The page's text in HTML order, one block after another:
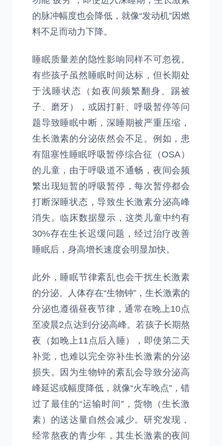
的脉冲幅度也会降低，就像“发动机”因燃
料不足而动力下降。
睡眠质量差的隐性影响同样不可忽视。
有些孩子虽然睡眠时间达标，但长期处
于浅睡状态（如夜间频繁翻身、踢被
子、磨牙），或因打鼾、呼吸暂停等问
题导致睡眠中断，深睡期被严重压缩，
生长激素的分泌依然会不足。例如，患
有阻塞性睡眠呼吸暂停综合征（OSA）
的儿童，由于呼吸道不通畅，夜间会频
繁出现短暂的呼吸暂停，每次暂停都会
打断深睡状态，导致生长激素分泌高峰
消失。临床数据显示，这类儿童中约有
30%存在生长迟缓问题，经过治疗改善
睡眠后，身高增长速度会明显加快。
此外，睡眠节律紊乱也会干扰生长激素
的分泌。人体存在“生物钟”，生长激素的
分泌也遵循昼夜节律，通常在晚上10点
至凌晨2点达到分泌高峰。若孩子长期熬
夜（如晚上11点后入睡），即使第二天
补觉，也难以完全弥补生长激素的分泌
损失。因为生物钟的紊乱会导致分泌高
峰延迟或幅度降低，就像“火车晚点”，错
过了最佳的“运输时间”，货物（生长激
素）的送达量自然会减少。研究发现，
经常熬夜的青少年，其生长激素的夜间